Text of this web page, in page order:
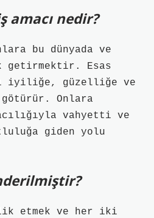
amacı nedir?
bu dünyada ve
getirmektir. Esas
iyiliğe, güzelliğe ve
götürür. Onlara
vahyetti ve
giden yolu
etmek ve her iki